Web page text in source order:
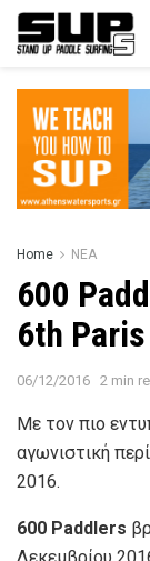
Home ΝΕΑ
600
6th
06/12/2016 2 min
Με τον πιο
αγωνιστική
2016.
600 Paddlers
Δεκεμβρίου